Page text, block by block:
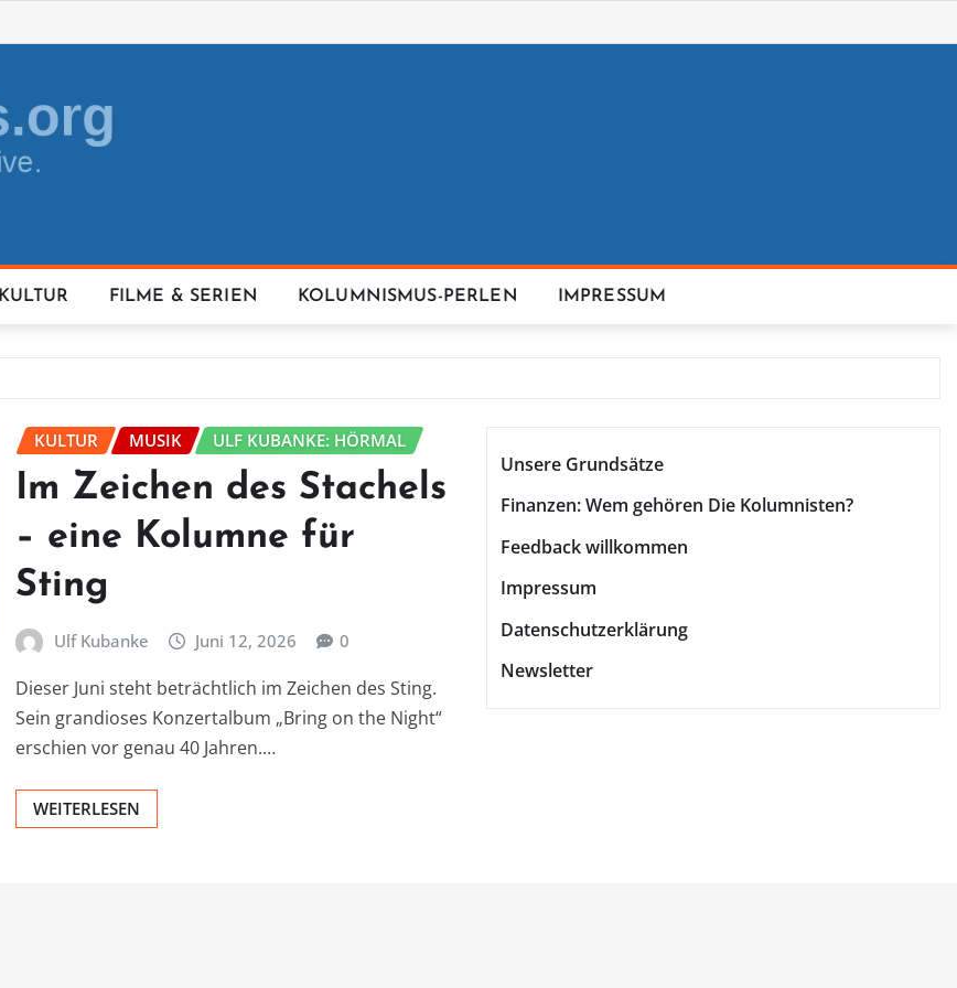
KULTUR FILME & SERIEN KOLUMNISMUS-PERLEN IMPRESSUM
KULTUR MUSIK ULF KUBANKE: HÖRMAL
Im Zeichen des Stachels
– eine Kolumne für
Sting
Ulf Kubanke Juni 12, 2026 0
Dieser Juni steht beträchtlich im Zeichen des Sting.
Sein grandioses Konzertalbum „Bring on the Night“
erschien vor genau 40 Jahren.…
WEITERLESEN
Unsere Grundsätze
Finanzen: Wem gehören Die Kolumnisten?
Feedback willkommen
Impressum
Datenschutzerklärung
Newsletter